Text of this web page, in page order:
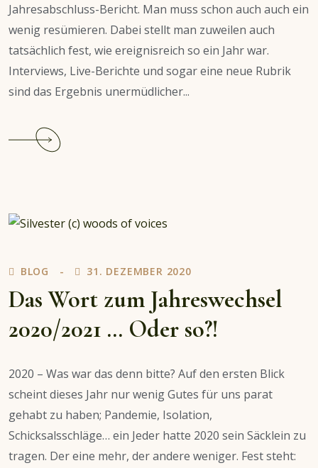
Jahresabschluss-Bericht. Man muss schon auch auch ein
wenig resümieren. Dabei stellt man zuweilen auch
tatsächlich fest, wie ereignisreich so ein Jahr war.
Interviews, Live-Berichte und sogar eine neue Rubrik
sind das Ergebnis unermüdlicher...
–
nicht
alles
schlecht
BLOG 31. DEZEMBER 2020
Das Wort zum Jahreswechsel
2020/2021 … Oder so?!
2020 – Was war das denn bitte? Auf den ersten Blick
scheint dieses Jahr nur wenig Gutes für uns parat
gehabt zu haben; Pandemie, Isolation,
Schicksalsschläge… ein Jeder hatte 2020 sein Säcklein zu
tragen. Der eine mehr, der andere weniger. Fest steht: